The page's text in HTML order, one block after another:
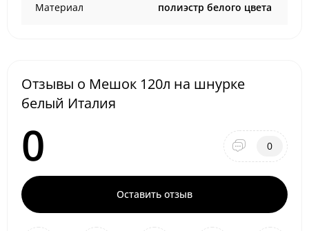
Материал полиэстр белого цвета
Отзывы о Мешок 120л на шнурке
белый Италия
0 0
Оставить отзыв